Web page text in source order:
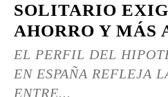
SOLITARIO
AHORRO Y MÁS
EL PERFIL DEL
EN ESPAÑA REFLEJA
ENTRE...